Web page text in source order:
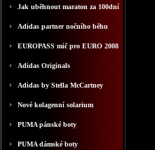
Jak uběhnout maraton za 100dní
Adidas partner nočního běhu
EUROPASS mič pro EURO 2008
Adidas Originals
Adidas by Stella McCartney
Nové kolagenní solarium
PUMA pánské boty
PUMA dámské boty